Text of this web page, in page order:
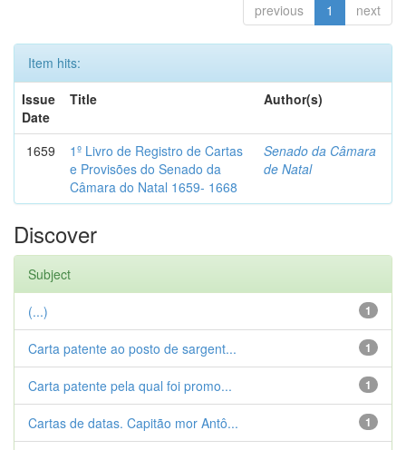
previous 1 next
Item hits:
Issue
Date
Title Author(s)
1659
1º Livro de Registro de Cartas
e Provisões do Senado da
Câmara do Natal 1659- 1668
Senado da Câmara
de Natal
Discover
Subject
1
(...)
1
Carta patente ao posto de sargent...
1
Carta patente pela qual foi promo...
1
Cartas de datas. Capitão mor Antô...